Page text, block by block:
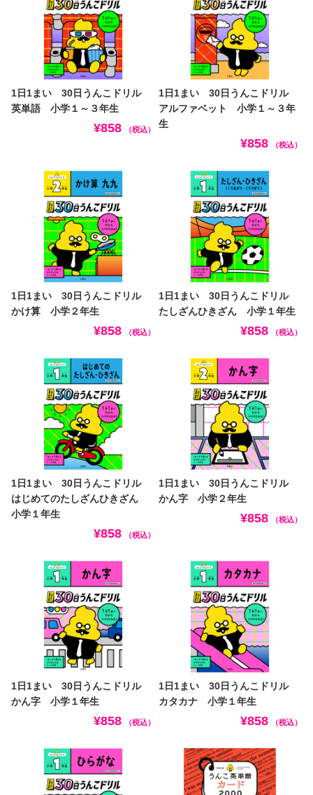
1日1まい 30日うんこドリル
英単語 小学１～３年生
¥858 （税込）
1日1まい 30日うんこドリル
アルファベット 小学１～３年
生
¥858 （税込）
1日1まい 30日うんこドリル
かけ算 小学２年生
¥858 （税込）
1日1まい 30日うんこドリル
たしざんひきざん 小学１年生
¥858 （税込）
1日1まい 30日うんこドリル
はじめてのたしざんひきざん
小学１年生
¥858 （税込）
1日1まい 30日うんこドリル
かん字 小学２年生
¥858 （税込）
1日1まい 30日うんこドリル
かん字 小学１年生
¥858 （税込）
1日1まい 30日うんこドリル
カタカナ 小学１年生
¥858 （税込）